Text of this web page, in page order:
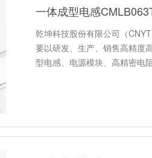
一体成型电感
乾坤科技股份有限公司（
要以研发、生产、销售高精度
型电感、电源模块、高精密电